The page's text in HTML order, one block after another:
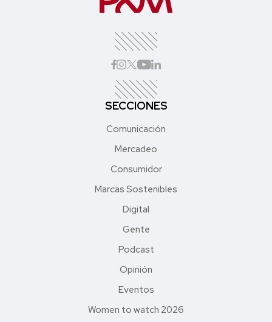
SECCIONES
Comunicación
Mercadeo
Consumidor
Marcas Sostenibles
Digital
Gente
Podcast
Opinión
Eventos
Women to watch 2026